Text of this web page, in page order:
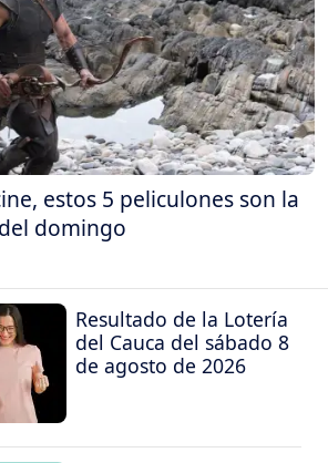
estos 5 peliculones son la
domingo
Resultado de la Lotería
del Cauca del sábado 8
de agosto de 2026